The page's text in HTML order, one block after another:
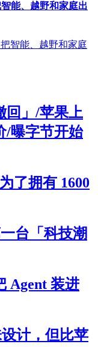
能、越野和家庭出
回」/苹果上
/曝字节开始
了拥有 1600
台「科技潮
Agent 装进
计，但比苹